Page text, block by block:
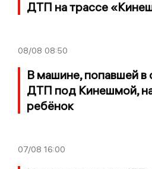
ДТП на трассе
08/08 08:50
В машине, попавшей в
ДТП под Кинешмой,
ребёнок
07/08 16:00